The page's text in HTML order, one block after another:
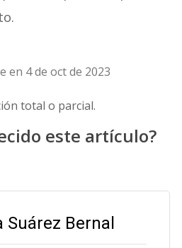
en 4 de oct de 2023
total o parcial.
este artículo?
Suárez Bernal